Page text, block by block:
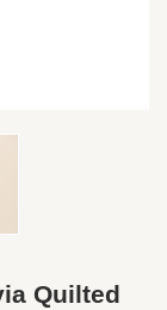
Quilted